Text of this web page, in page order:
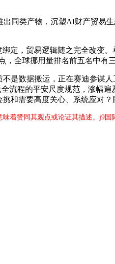
类产物，沉塑AI财产贸易
，贸易逻辑随之完全改变
全球挪用量排名前五名中有
数据搬运，正在赛迪参谋
流程的平安尺度规范，涨幅
需要高度关心、系统应对？
着赞同其观点或论证其描述。j9国